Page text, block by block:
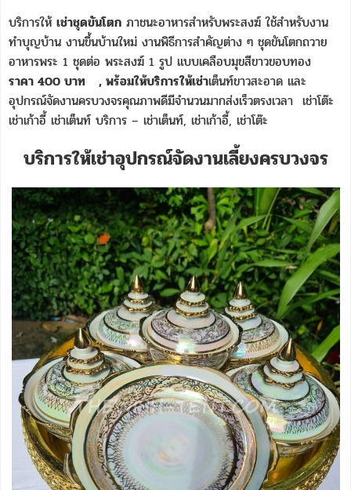
บริการให้ เช่าชุดขันโตก ภาชนะอาหารสำหรับพระสงฆ์ ใช้สำหรับงาน
ทำบุญบ้าน งานขึ้นบ้านใหม่ งานพิธีการสำคัญต่าง ๆ ชุดขันโตกถวาย
อาหารพระ 1 ชุดต่อ พระสงฆ์ 1 รูป แบบเคลือบมุขสีขาวขอบทอง
ราคา 400 บาท
, พร้อมให้บริการให้เช่าเต็นท์ขาวสะอาด และ
อุปกรณ์จัดงานครบวงจรคุณภาพดีมีจำนวนมากส่งเร็วตรงเวลา เช่าโต๊ะ
เช่าเก้าอี้ เช่าเต็นท์ บริการ – เช่าเต็นท์, เช่าเก้าอี้, เช่าโต๊ะ
บริการให้เช่าอุปกรณ์จัดงานเลี้ยงครบวงจร